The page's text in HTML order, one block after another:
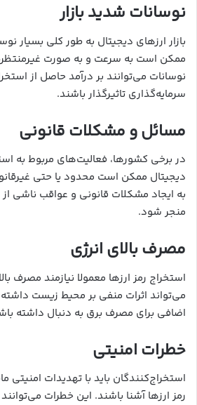
نوسانات شدید بازار
بازار ارزهای دیجیتال به طور کلی بسیار
ممکن است به سرعت و به صورت
نوسانات می‌توانند بر درآمد حاصل از
سرمایه‌گذاری تاثیرگذار باشند.
مسائل و مشکلات قانونی
در برخی کشورها، فعالیت‌های مربوط به
دیجیتال ممکن است محدود یا حتی
به ایجاد مشکلات قانونی و عواقب ناشی
منجر شود.
مصرف بالای انرژی
استخراج رمز ارزها معمولا نیازمند مصرف
می‌تواند اثرات منفی بر محیط زیست
اضافی برای مصرف برق به دنبال داشته
خطرات امنیتی
استخراج‌کنندگان باید با تهدیدات
رمز ارزها آشنا باشند. این خطرات